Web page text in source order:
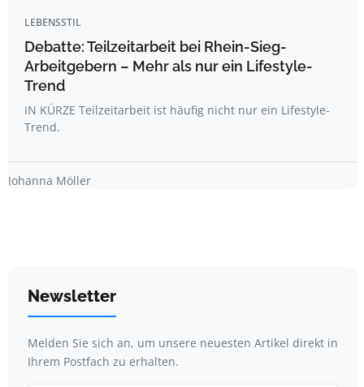
LEBENSSTIL
Debatte: Teilzeitarbeit bei Rhein-Sieg-
Arbeitgebern – Mehr als nur ein Lifestyle-
Trend
IN KÜRZE Teilzeitarbeit ist häufig nicht nur ein Lifestyle-
Trend.
Johanna Möller
Newsletter
Melden Sie sich an, um unsere neuesten Artikel direkt in
Ihrem Postfach zu erhalten.